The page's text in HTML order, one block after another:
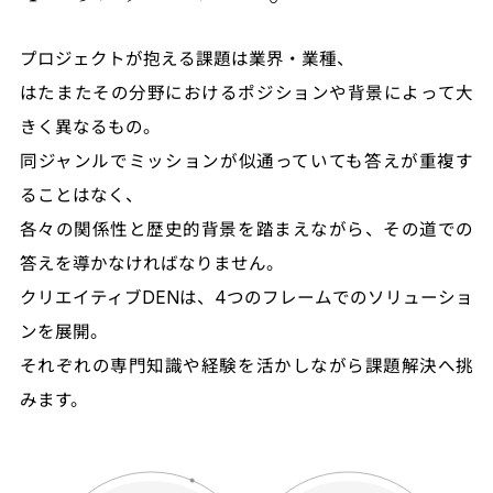
プロジェクトが抱える課題は業界・業種、
はたまたその分野におけるポジションや背景によって大
きく異なるもの。
同ジャンルでミッションが似通っていても答えが重複す
ることはなく、
各々の関係性と歴史的背景を踏まえながら、その道での
答えを導かなければなりません。
クリエイティブDENは、4つのフレームでのソリューショ
ンを展開。
それぞれの専門知識や経験を活かしながら課題解決へ挑
みます。